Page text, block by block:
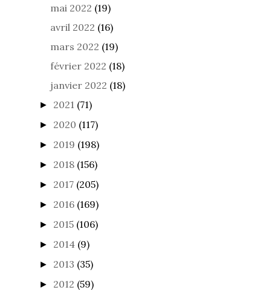
mai 2022 (19)
avril 2022 (16)
mars 2022 (19)
février 2022 (18)
janvier 2022 (18)
► 2021 (71)
► 2020 (117)
► 2019 (198)
► 2018 (156)
► 2017 (205)
► 2016 (169)
► 2015 (106)
► 2014 (9)
► 2013 (35)
► 2012 (59)